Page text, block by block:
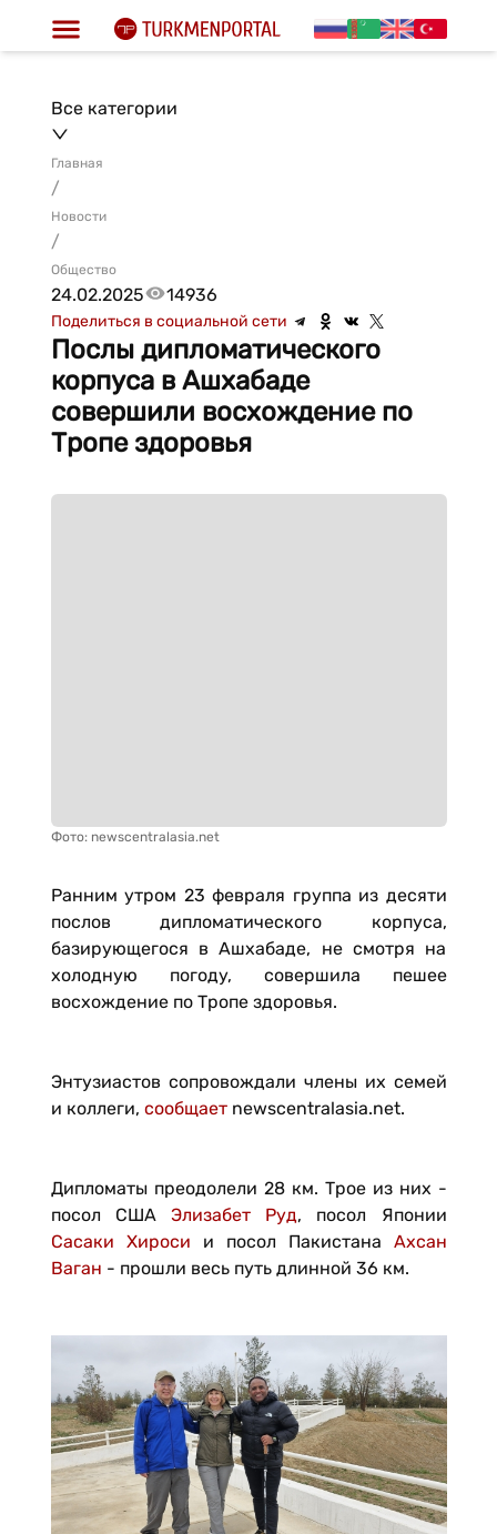
Все категории
Главная
/
Новости
/
Общество
24.02.2025 14936
Поделиться в социальной сети
Послы дипломатического
корпуса в Ашхабаде
совершили восхождение по
Тропе здоровья
Фото: newscentralasia.net
Ранним утром 23 февраля группа из десяти
послов дипломатического корпуса,
базирующегося в Ашхабаде, не смотря на
холодную погоду, совершила пешее
восхождение по Тропе здоровья.
Энтузиастов сопровождали члены их семей
и коллеги, сообщаетnewscentralasia.net.
Дипломаты преодолели 28 км. Трое из них -
посол США Элизабет Руд, посол Японии
Сасаки Хироси и посол Пакистана Ахсан
Ваган - прошли весь путь длинной 36 км.